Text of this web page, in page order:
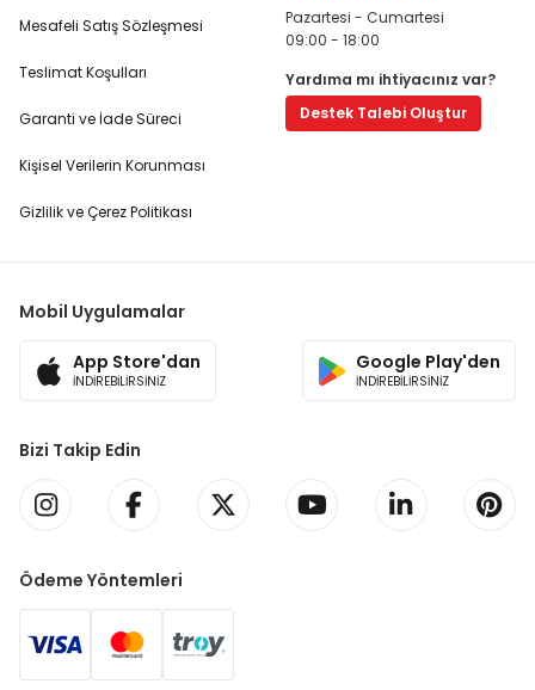
Mesafeli Satış Sözleşmesi
Teslimat Koşulları
Garanti ve İade Süreci
Kişisel Verilerin Korunması
Gizlilik ve Çerez Politikası
Pazartesi - Cumartesi
09:00 - 18:00
Yardıma mı ihtiyacınız var?
Destek Talebi Oluştur
Mobil Uygulamalar
App Store'dan
İNDİREBİLİRSİNİZ
Google Play'den
İNDİREBİLİRSİNİZ
Bizi Takip Edin
Ödeme Yöntemleri